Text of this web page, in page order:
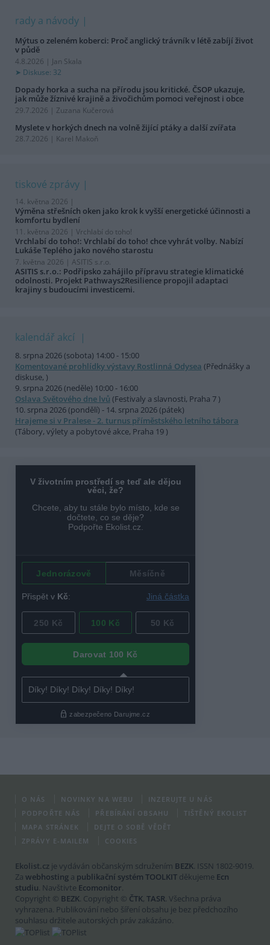
rady a návody
Mýtus o zeleném koberci: Proč anglický trávník v létě zabíjí život
v půdě
4.8.2026 | Jan Skala
Diskuse: 32
Dopady horka a sucha na přírodu jsou kritické. ČSOP ukazuje,
jak může žíznivé krajině a živočichům pomoci veřejnost i obce
29.7.2026 | Zuzana Kučerová
Myslete v horkých dnech na volně žijící ptáky a další zvířata
28.7.2026 | Karel Makoň
tiskové zprávy
14. května 2026 |
Výměna střešních oken jako krok k vyšší energetické účinnosti a
komfortu bydlení
11. května 2026 | Vrchlabí do toho!
Vrchlabí do toho!: Vrchlabí do toho! chce vyhrát volby. Nabízí
Lukáše Teplého jako nového starostu
7. května 2026 | ASITIS s.r.o.
ASITIS s.r.o.: Podřipsko zahájilo přípravu strategie klimatické
odolnosti. Projekt Pathways2Resilience propojil adaptaci
krajiny s budoucími investicemi.
kalendář akcí
8. srpna 2026 (sobota) 14:00 - 15:00
Komentované prohlídky výstavy Rostlinná Odysea (Přednášky a
diskuse, )
9. srpna 2026 (neděle) 10:00 - 16:00
Oslava Světového dne lvů (Festivaly a slavnosti, Praha 7 )
10. srpna 2026 (pondělí) - 14. srpna 2026 (pátek)
Hrajeme si v Pralese - 2. turnus příměstského letního tábora
(Tábory, výlety a pobytové akce, Praha 19 )
O NÁS NOVINKY NA WEBU
INZERUJTE U NÁS
PODPOŘTE NÁS
PŘEBÍRÁNÍ OBSAHU
TIŠTĚNÝ EKOLIST
MAPA STRÁNEK
DEJTE O SOBĚ VĚDĚT
ZPRÁVY E-MAILEM
COOKIES
Ekolist.cz je vydáván občanským sdružením BEZK. ISSN 1802-9019.
Za webhosting a publikační systém TOOLKIT děkujeme Ecn
studiu. Navštivte Ecomonitor.
Copyright © BEZK. Copyright © ČTK, TASR. Všechna práva
vyhrazena. Publikování nebo šíření obsahu je bez předchozího
souhlasu držitele autorských práv zakázáno.